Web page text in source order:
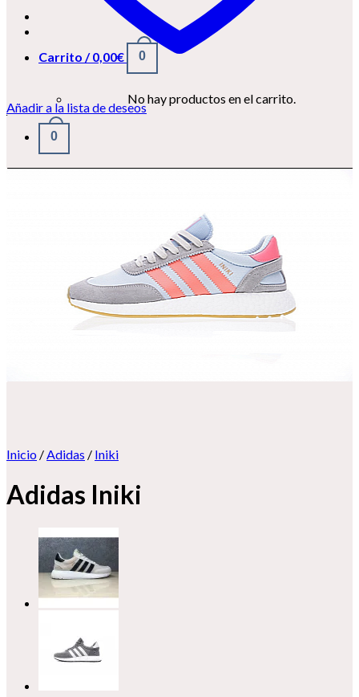
Carrito /0,00€ 0
No hay productos en el carrito.
0
No hay productos en el carrito.
Añadir a la lista de deseos
Inicio /Adidas / Iniki
Adidas Iniki